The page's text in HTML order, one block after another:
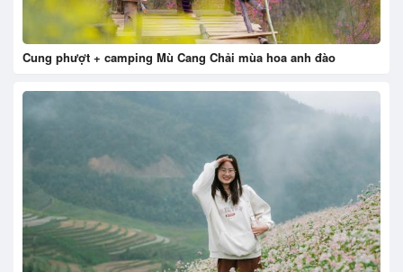
Cung phượt + camping Mù Cang Chải mùa hoa anh đào